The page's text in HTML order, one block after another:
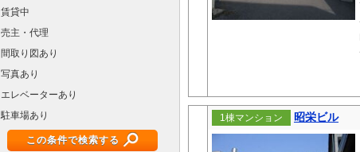
1棟マンション
昭栄ビル
賃貸中
売主・代理
間取り図あり
写真あり
エレベーターあり
駐車場あり
この条件で検索する